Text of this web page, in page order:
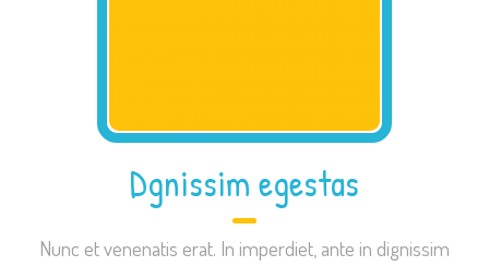
Dgnissim egestas
Nunc et venenatis erat. In imperdiet, ante in dignissim